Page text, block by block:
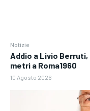
Notizie
Addio a Livio
metri a Roma1960
10 Agosto 2026